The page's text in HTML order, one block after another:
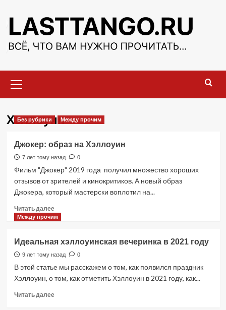
содержимому
меню
Хэллоуин
Без рубрики Между прочим
Джокер: образ на Хэллоуин
7 лет тому назад 0
Фильм "Джокер" 2019 года получил множество хороших
отзывов от зрителей и кинокритиков. А новый образ
Джокера, который мастерски воплотил на...
Читать далееПрочитать
больше
образ
на
Между прочим
Идеальная хэллоуинская вечеринка в 2021 году
9 лет тому назад 0
В этой статье мы расскажем о том, как появился праздник
Хэллоуин, о том, как отметить Хэллоуин в 2021 году, как...
Читать далееПрочитать